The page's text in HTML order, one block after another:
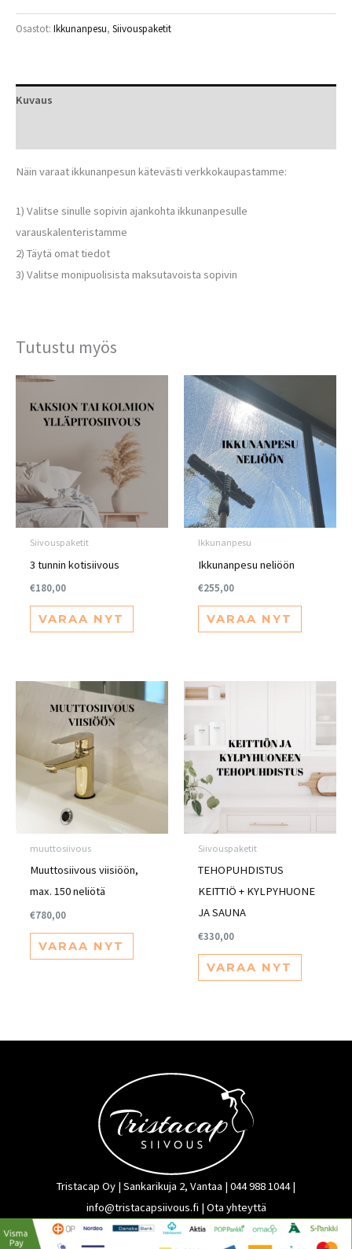
Osastot: Ikkunanpesu, Siivouspaketit
Kuvaus
Näin varaat ikkunanpesun kätevästi verkkokaupastamme:
1) Valitse sinulle sopivin ajankohta ikkunanpesulle
varauskalenteristamme
2) Täytä omat tiedot
3) Valitse monipuolisista maksutavoista sopivin
Tutustu myös
Siivouspaketit
3 tunnin kotisiivous
€180,00
VARAA NYT
Ikkunanpesu
Ikkunanpesu neliöön
€255,00
VARAA NYT
muuttosiivous
Muuttosiivous viisiöön,
max. 150 neliötä
€780,00
VARAA NYT
Siivouspaketit
TEHOPUHDISTUS
KEITTIÖ + KYLPYHUONE
JA SAUNA
€330,00
VARAA NYT
Tristacap Oy | Sankarikuja 2, Vantaa | 044 988 1044|
info@tristacapsiivous.fi | Ota yhteyttä